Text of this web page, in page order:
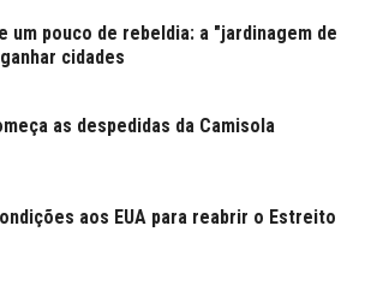
um pouco de rebeldia: a "jardinagem de
cidades
as despedidas da Camisola
aos EUA para reabrir o Estreito